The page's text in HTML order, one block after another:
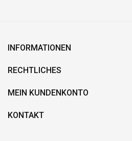
INFORMATIONEN
RECHTLICHES
MEIN KUNDENKONTO
KONTAKT